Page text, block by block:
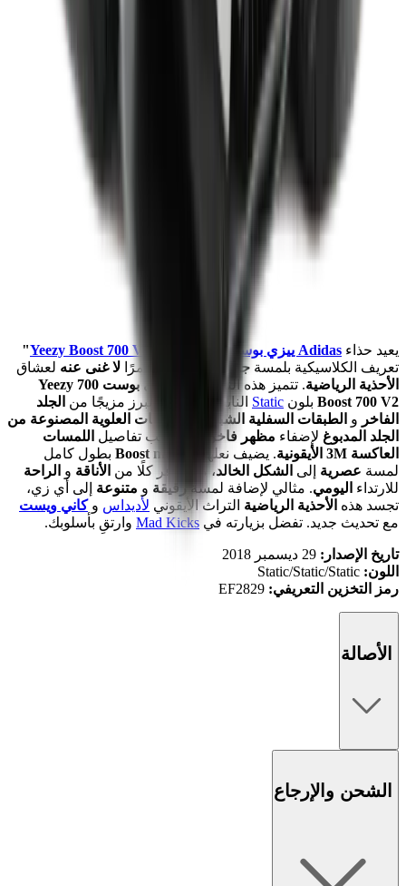
يعيد حذاء Adidas ييزي بوست 700 Yeezy Boost 700 V2
تعريف الكلاسيكية بلمسة جريئة ، مما يجعله أمرًا لا غنى عنه لعشاق
الأحذية الرياضية. تتميز هذه النسخة من
ييزي بوست 700 Yeezy
Boost 700 V2 بلون Static النابض بالحياة، وتبرز مزيجًا من الجلد
الفاخر و الطبقات السفلية الشبكية
الطبقات العلوية المصنوعة من
الجلد المدبوغ لإضفاء مظهر فاخر ، إلى جانب تفاصيل اللمسات
العاكسة 3M الأيقونية
. يضيف نعلها Boost midsole بطول كامل
لمسة عصرية إلى الشكل الخالد، مما يوفر كلًا من الأناقة و الراحة
للارتداء اليومي. مثالي لإضافة لمسةرقيقة و متنوعة إلى أي زي،
تجسد هذه الأحذية الرياضية التراث الأيقوني لأديداس وكاني ويست
مع تحديث جديد. تفضل بزيارته في Mad Kicks وارتقِ بأسلوبك.
تاريخ الإصدار: 29 ديسمبر 2018
اللون: Static/Static/Static
رمز التخزين التعريفي: EF2829
الأصالة
الشحن والإرجاع